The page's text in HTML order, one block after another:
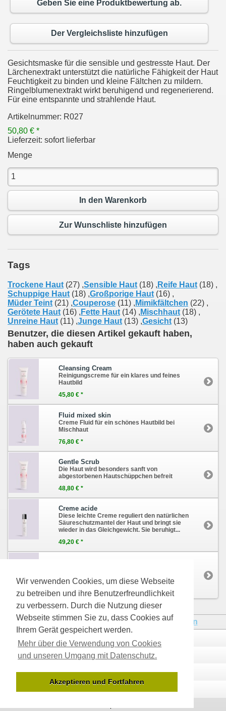
Wir verwenden Cookies, um diese Webseite
zu betreiben und ihre Benutzerfreundlichkeit
zu verbessern. Durch die Nutzung dieser
Webseite stimmen Sie zu, dass Cookies auf
Ihrem Gerät gespeichert werden.
Mehr über die Verwendung von Cookies
und unseren Umgang mit Datenschutz.
Akzeptieren und Fortfahren
Geben Sie eine Produktbewertung ab.
Der Vergleichsliste hinzufügen
Gesichtsmaske für die sensible und gestresste Haut. Der
Lärchenextrakt unterstützt die natürliche Fähigkeit der Haut
Feuchtigkeit zu binden und kleine Fältchen zu mildern.
Ringelblumenextrakt wirkt beruhigend und regenerierend.
Für eine entspannte und strahlende Haut.
Artikelnummer: R027
50,80 € *
Lieferzeit: sofort lieferbar
Menge
In den Warenkorb
Zur Wunschliste hinzufügen
Tags
Trockene Haut (27) ,Sensible Haut (18) , Reife Haut (18) ,
Schuppige Haut (18) ,Großporige Haut (16) ,
Müder Teint (21) ,Couperose (11) , Mimikfältchen (22) ,
Gerötete Haut (16) , Fette Haut (14) , Mischhaut (18) ,
Unreine Haut (11) ,Junge Haut (13) ,Gesicht (13)
Benutzer, die diesen Artikel gekauft haben,
haben auch gekauft
Cleansing Cream
Reinigungscreme für ein klares und feines
Hautbild
45,80 € *
Fluid mixed skin
Creme Fluid für ein schönes Hautbild bei
Mischhaut
76,80 € *
Gentle Scrub
Die Haut wird besonders sanft von
abgestorbenen Hautschüppchen befreit
48,80 € *
Creme acide
Diese leichte Creme reguliert den natürlichen
Säureschutzmantel der Haut und bringt sie
wieder in das Gleichgewicht. Sie beruhigt...
49,20 € *
gestresster und müder Haut
52,80 € *
* Alle Preise inkl. MwSt., zzgl.Versandkosten
Zahlungsarten Versandinfos
Datenschutzerklärung AGB